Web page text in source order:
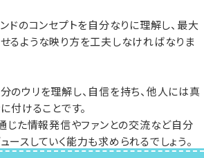
ドのコンセプトを自分なりに理解し、最大
るような映り方を工夫しなければなりま
のウリを理解し、自信を持ち、他人には真
付けることです。
じた情報発信やファンとの交流など自分
スしていく能力も求められるでしょう。